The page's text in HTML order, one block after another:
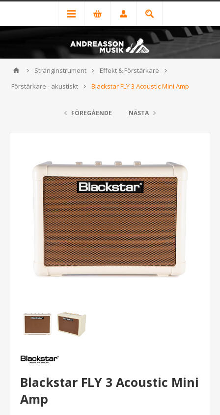
Stränginstrument
Effekt & Förstärkare
Förstärkare - akustiskt
Blackstar FLY 3 Acoustic Mini Amp
FÖREGÅENDE NÄSTA
Blackstar FLY 3 Acoustic Mini
Amp